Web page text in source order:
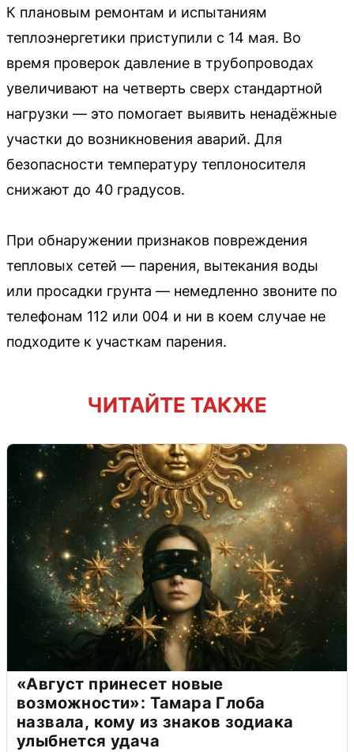
К плановым ремонтам и испытаниям
теплоэнергетики приступили с 14 мая. Во
время проверок давление в трубопроводах
увеличивают на четверть сверх стандартной
нагрузки — это помогает выявить ненадёжные
участки до возникновения аварий. Для
безопасности температуру теплоносителя
снижают до 40 градусов.
При обнаружении признаков повреждения
тепловых сетей — парения, вытекания воды
или просадки грунта — немедленно звоните по
телефонам 112 или 004 и ни в коем случае не
подходите к участкам парения.
ЧИТАЙТЕ ТАКЖЕ
«Август принесет новые
возможности»: Тамара Глоба
назвала, кому из знаков зодиака
улыбнется удача